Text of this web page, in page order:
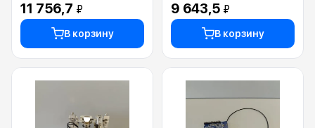
11 756,7 ₽
В корзину
9 643,5 ₽
В корзину